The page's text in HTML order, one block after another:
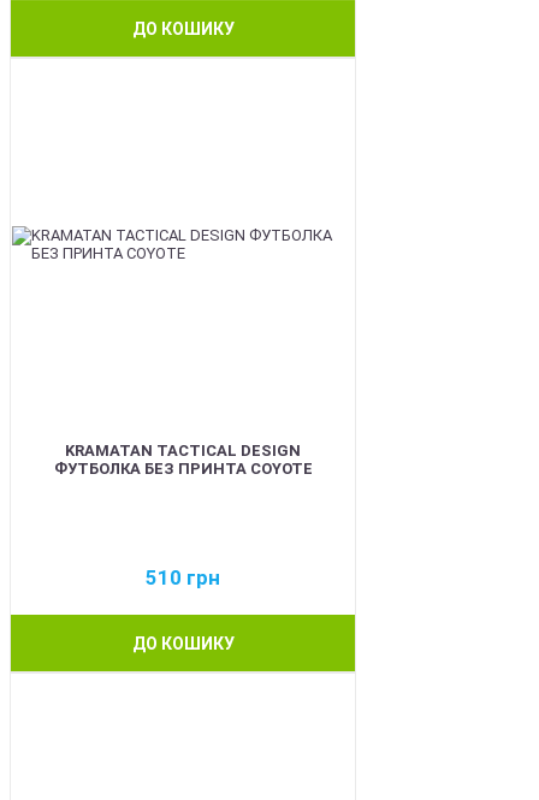
ДО КОШИКУ
KRAMATAN TACTICAL DESIGN
ФУТБОЛКА БЕЗ ПРИНТА COYOTE
510 грн
ДО КОШИКУ